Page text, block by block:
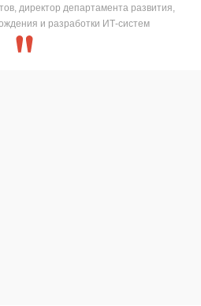
директор департамента развития,
и разработки ИТ-систем